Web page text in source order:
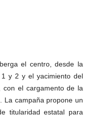
el centro, desde la
y 2 y el yacimiento del
con el cargamento de la
La campaña propone un
titularidad estatal para